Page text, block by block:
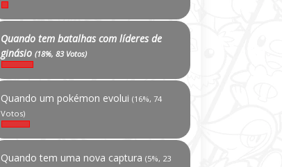
Quando tem batalhas com líderes de
ginásio (18%, 83 Votos)
Quando um pokémon evolui (16%, 74
Votos)
Quando tem uma nova captura (5%, 23